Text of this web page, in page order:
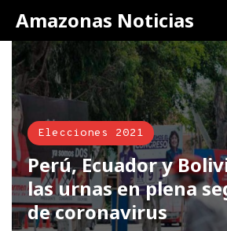
Amazonas Noticias
Elecciones 2021
Perú, Ecuador y
las urnas en plena
de coronavirus